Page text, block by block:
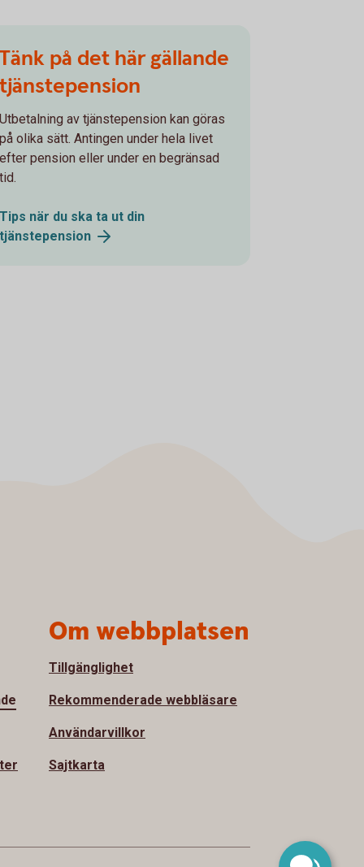
Tänk på det här gällande
tjänstepension
Utbetalning av tjänstepension kan göras
på olika sätt. Antingen under hela livet
efter pension eller under en begränsad
tid.
Tips när du ska ta ut din
tjänstepension
Om webbplatsen
Tillgänglighet
Rekommenderade webbläsare
Användarvillkor
Sajtkarta